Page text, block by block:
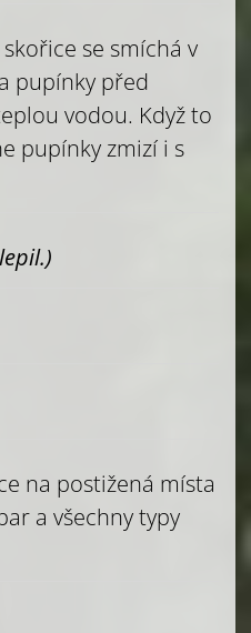
se smíchá v
pupínky před
vodou. Když to
pupínky zmizí i s
na postižená místa
a všechny typy